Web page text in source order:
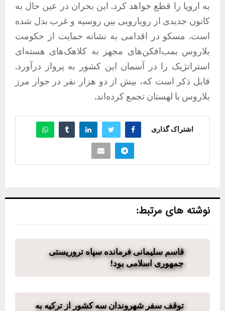
به اروپا را قطع خواهد کرد. این بحران در عین حال به
کانون جدیدی از رویارویی بین روسیه و غرب بدل شده
است. مسکو در اقدامی به نشانه حمایت از حکومت
بلاروس بمب‌افکن‌های مجهز به کلاهک‌های هسته‌ای
استراتژیک را در آسمان این کشور به پرواز درآورد.
قابل ذکر است که، بیش از دو هزار نفر در جوار مرز
بلاروس با لهستان تجمع کرده‌اند.
اشتراک گذاری
نوشته های مرتبط:
قاسم سلیمانی فرمانده سپاه تروریستی
جمهوری اسلامی بود!
توقف سفر شهروندان سه کشور از ترکیه به